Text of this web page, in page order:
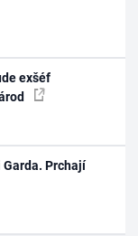
exšéf
Garda. Prchají